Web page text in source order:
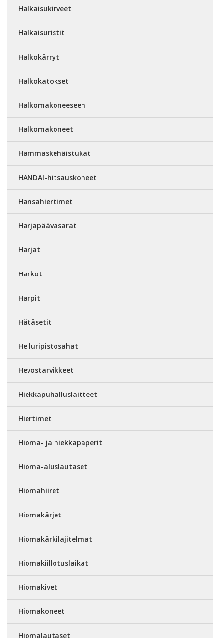
Halkaisukirveet
Halkaisuristit
Halkokärryt
Halkokatokset
Halkomakoneeseen
Halkomakoneet
Hammaskehäistukat
HANDAI-hitsauskoneet
Hansahiertimet
Harjapäävasarat
Harjat
Harkot
Harpit
Hätäsetit
Heiluripistosahat
Hevostarvikkeet
Hiekkapuhalluslaitteet
Hiertimet
Hioma- ja hiekkapaperit
Hioma-aluslautaset
Hiomahiiret
Hiomakärjet
Hiomakärkilajitelmat
Hiomakiillotuslaikat
Hiomakivet
Hiomakoneet
Hiomalautaset